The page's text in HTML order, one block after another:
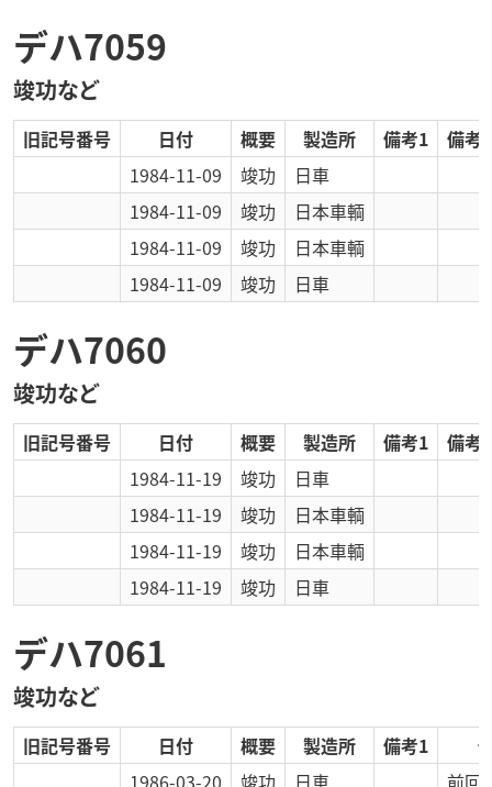
デハ7059
竣功など
旧記号番号 日付 概要 製造所 備考1
備考2
1984-11-09
竣功
日車
1984-11-09
竣功
日本車輌
1984-11-09
竣功
日本車輌
1984-11-09
竣功 日車
デハ7060
竣功など
旧記号番号 日付 概要 製造所 備考1
備考2
1984-11-19
竣功
日車
1984-11-19
竣功
日本車輌
1984-11-19
竣功
日本車輌
1984-11-19
竣功 日車
デハ7061
竣功など
旧記号番号 日付 概要 製造所 備考1
1986-03-20
竣功 日車 前回